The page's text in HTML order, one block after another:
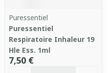
Puressentiel
Puressentiel
Respiratoire Inhaleur 19
Hle Ess. 1ml
7,50 €